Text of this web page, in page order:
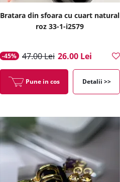
Bratara din sfoara cu cuart natural
roz 33-1-i2579
-45% 47.00 Lei 26.00 Lei
Pune in cos Detalii >>